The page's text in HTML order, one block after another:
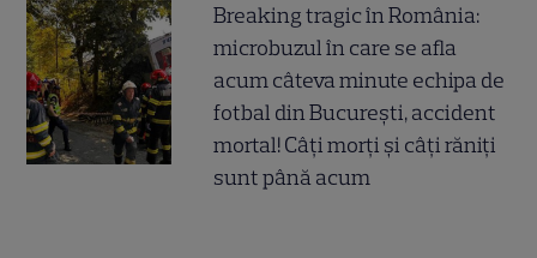
Breaking tragic în România:
microbuzul în care se afla
acum câteva minute echipa de
fotbal din București, accident
mortal! Câți morți și câți răniți
sunt până acum